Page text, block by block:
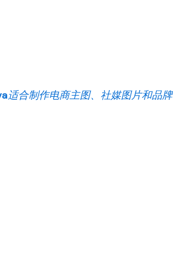
适合制作电商主图、社媒图片和品牌